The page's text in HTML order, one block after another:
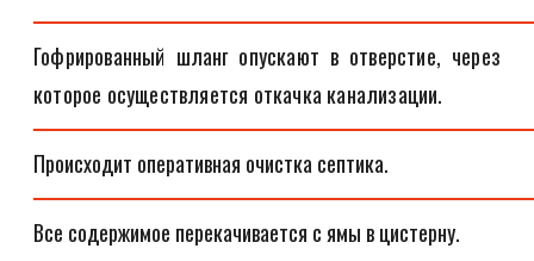
Гофрированный шланг опускают в отверстие, через
которое осуществляется откачка канализации.
Происходит оперативная очистка септика.
Все содержимое перекачивается с ямы в цистерну.